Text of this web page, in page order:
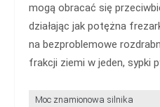
mogą obracać się
działając jak potężna
na bezproblemowe
frakcji ziemi w jeden, sypki
Moc znamionowa silnika